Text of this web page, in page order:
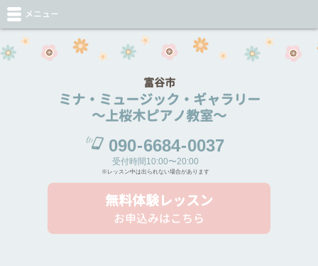
富谷市
ミナ・ミュージック・ギャラリー
～上桜木ピアノ教室～
090-6684-0037
受付時間10:00〜20:00
※レッスン中は出られない場合があります
無料体験レッスン
お申込みはこちら
メニュー